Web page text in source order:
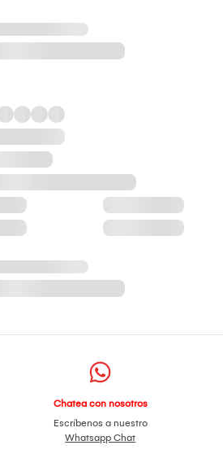
Chatea con nosotros
Escríbenos a nuestro
Whatsapp Chat